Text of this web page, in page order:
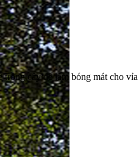
cây để làm bóng mát cho